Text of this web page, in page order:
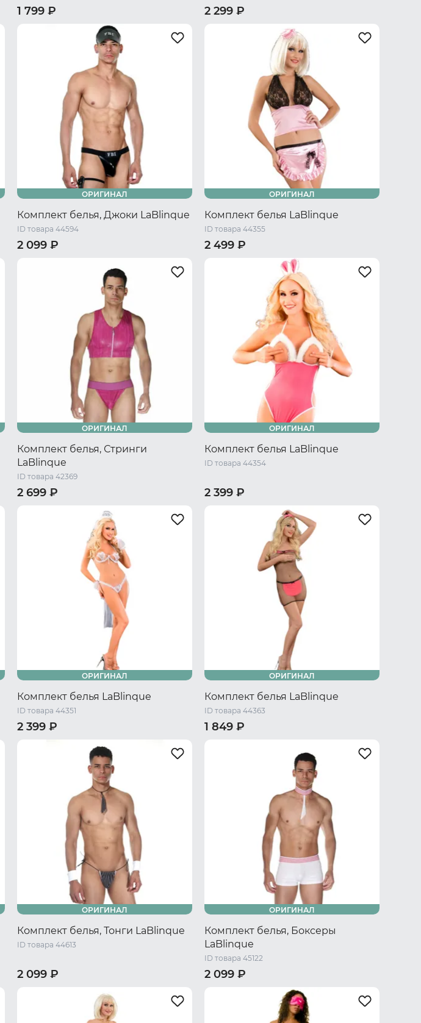
1 799 ₽
44-46 RU / L/XL
2 299 ₽
44-46 RU / L/XL
ОРИГИНАЛ
Комплект белья, Джоки LaBlinque
ID товара 44594
2 099 ₽
ОРИГИНАЛ
Комплект белья LaBlinque
ID товара 44355
2 499 ₽
44-46 RU / L/XL
ОРИГИНАЛ
Комплект белья, Стринги
LaBlinque
ID товара 42369
2 699 ₽
50-52 RU / L/XL
ОРИГИНАЛ
Комплект белья LaBlinque
ID товара 44354
2 399 ₽
44-46 RU / L/XL
ОРИГИНАЛ
Комплект белья LaBlinque
ID товара 44351
2 399 ₽
44-46 RU / L/XL
ОРИГИНАЛ
Комплект белья LaBlinque
ID товара 44363
1 849 ₽
ОРИГИНАЛ
Комплект белья, Тонги LaBlinque
ID товара 44613
2 099 ₽
50-52 RU / L/XL
ОРИГИНАЛ
Комплект белья, Боксеры
LaBlinque
ID товара 45122
2 099 ₽
48-50 RU / L/XL